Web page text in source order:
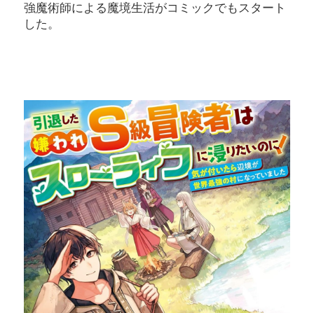
強魔術師による魔境生活がコミックでもスタート
した。